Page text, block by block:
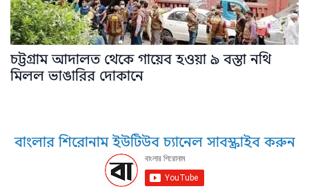
চট্টগ্রাম আদালত থেকে গায়েব হওয়া ৯ বস্তা নথি
মিলল ভাঙারির দোকানে
বাংলার শিরোনাম ইউটিউব চ্যানেল সাবস্ক্রাইব করুন